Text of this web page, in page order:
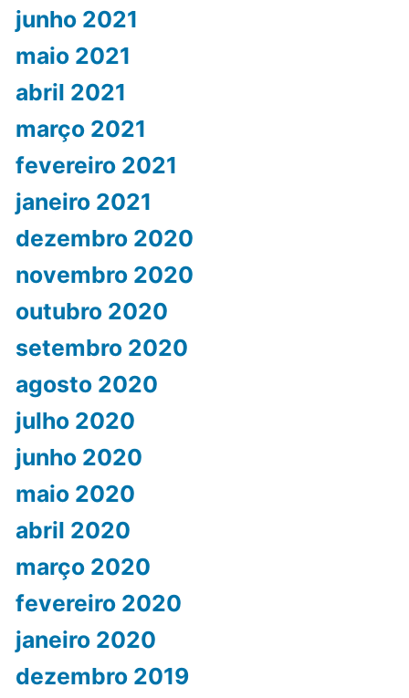
junho 2021
maio 2021
abril 2021
março 2021
fevereiro 2021
janeiro 2021
dezembro 2020
novembro 2020
outubro 2020
setembro 2020
agosto 2020
julho 2020
junho 2020
maio 2020
abril 2020
março 2020
fevereiro 2020
janeiro 2020
dezembro 2019